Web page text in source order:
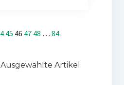
45 46 47 48 … 84
Artikel